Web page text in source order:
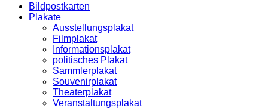
Bildpostkarten
Plakate
Ausstellungsplakat
Filmplakat
Informationsplakat
politisches Plakat
Sammlerplakat
Souvenirplakat
Theaterplakat
Veranstaltungsplakat